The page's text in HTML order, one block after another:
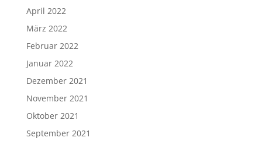
April 2022
März 2022
Februar 2022
Januar 2022
Dezember 2021
November 2021
Oktober 2021
September 2021